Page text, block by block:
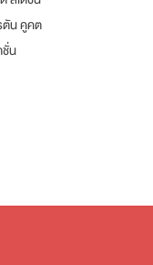
ตัน คูคต
ชั่น